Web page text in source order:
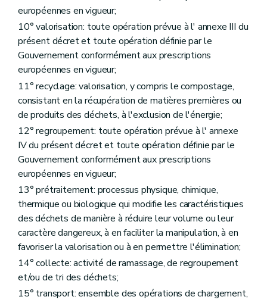
Art. 43
Chapitre VIII
Mesures de sécurité
Art. 41
Art. 42
Art. 43
Chapitre IX Indemnisation des dommages par le Gouvernement
Art. 44
Chapitre IX Indemnisation des dommages par le Gouvernement
Art. 44
Chapitre X Surveillance, sautions administratives et pénales
Section première Surveillance, recherche et constatation des infractions
Art. 45
Art. 46
Section 2 Sanctions administratives
Art. 48
Art. 49
Art. 50
Section 3
Sanctions pénales
Art. 52
Art. 53
Art. 54
Art. 55
Art. 55bis
Art. 56
Art. 57
européennes en vigueur;
10° valorisation: toute opération prévue à l' annexe III du
présent décret et toute opération définie par le
Gouvernement conformément aux prescriptions
européennes en vigueur;
11° recyclage: valorisation, y compris le compostage,
consistant en la récupération de matières premières ou
de produits des déchets, à l'exclusion de l'énergie;
12° regroupement: toute opération prévue à l' annexe
IV du présent décret et toute opération définie par le
Gouvernement conformément aux prescriptions
européennes en vigueur;
13° prétraitement: processus physique, chimique,
thermique ou biologique qui modifie les caractéristiques
des déchets de manière à réduire leur volume ou leur
caractère dangereux, à en faciliter la manipulation, à en
favoriser la valorisation ou à en permettre l'élimination;
14° collecte: activité de ramassage, de regroupement
et/ou de tri des déchets;
15° transport: ensemble des opérations de chargement,